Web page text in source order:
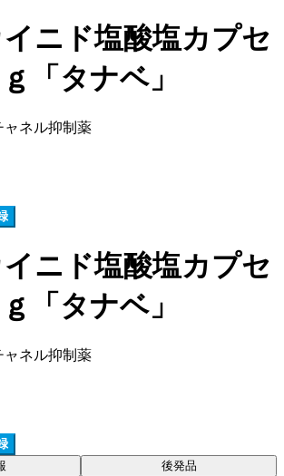
ニド塩酸塩カプセ
「タナベ」
ャネル抑制薬
ニド塩酸塩カプセ
「タナベ」
ャネル抑制薬
後発品